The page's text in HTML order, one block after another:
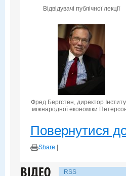
Відвідувачі публічної лекції
Фред Бергстен, директор
міжнародної економіки
Повернутися
Share
RSS